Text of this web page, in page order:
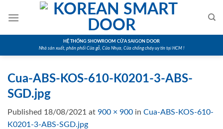
HỆ THỐNG SHOWROOM CỬA SAIGON DOOR
Nhà sản xuất, phân phối Cửa gỗ, Cửa Nhựa, Cửa chống cháy uy tín tại HCM !
Cua-ABS-KOS-610-K0201-3-ABS-
SGD.jpg
Published 18/08/2021 at 900 × 900 in Cua-ABS-KOS-610-
K0201-3-ABS-SGD.jpg